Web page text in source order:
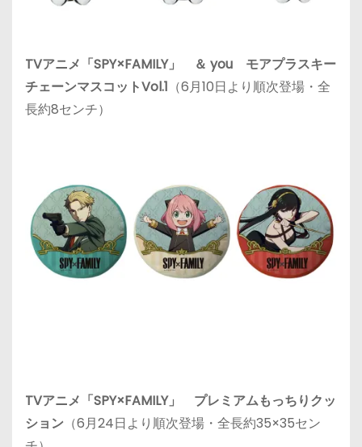
TVアニメ「SPY×FAMILY」 ＆ you モアプラスキー
チェーンマスコットVol.1 （6月10日より順次登場・全
長約8センチ）
TVアニメ「SPY×FAMILY」 プレミアムもっちりクッ
ション （6月24日より順次登場・全長約35×35セン